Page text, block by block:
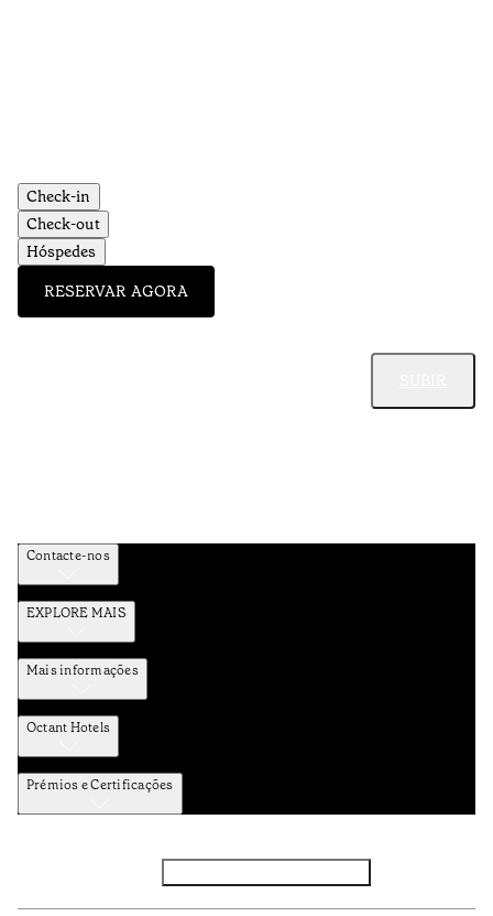
Check-in
Check-out
Hóspedes
RESERVAR AGORA
Contacte-nos
EXPLORE MAIS
Mais informações
Octant Hotels
Prémios e Certificações